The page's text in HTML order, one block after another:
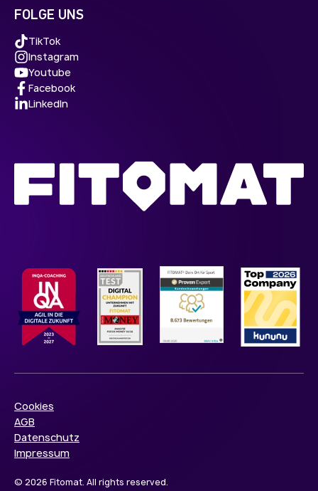
FOLGE UNS
TikTok
Instagram
Youtube
Facebook
LinkedIn
© 2026 Fitomat. All rights reserved.
Cookies
AGB
Datenschutz
Impressum